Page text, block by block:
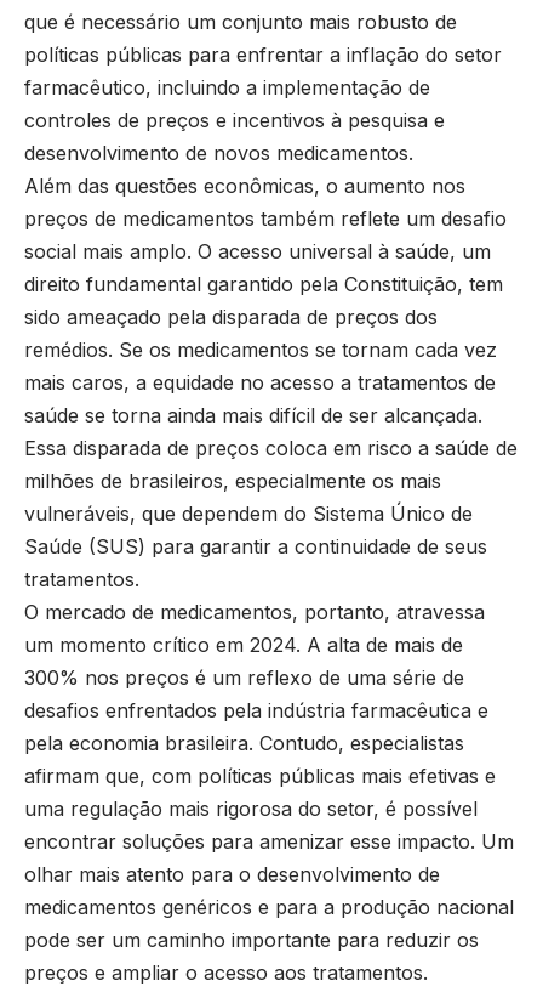
que é necessário um conjunto mais robusto de
políticas públicas para enfrentar a inflação do setor
farmacêutico, incluindo a implementação de
controles de preços e incentivos à pesquisa e
desenvolvimento de novos medicamentos.
Além das questões econômicas, o aumento nos
preços de medicamentos também reflete um desafio
social mais amplo. O acesso universal à saúde, um
direito fundamental garantido pela Constituição, tem
sido ameaçado pela disparada de preços dos
remédios. Se os medicamentos se tornam cada vez
mais caros, a equidade no acesso a tratamentos de
saúde se torna ainda mais difícil de ser alcançada.
Essa disparada de preços coloca em risco a saúde de
milhões de brasileiros, especialmente os mais
vulneráveis, que dependem do Sistema Único de
Saúde (SUS) para garantir a continuidade de seus
tratamentos.
O mercado de medicamentos, portanto, atravessa
um momento crítico em 2024. A alta de mais de
300% nos preços é um reflexo de uma série de
desafios enfrentados pela indústria farmacêutica e
pela economia brasileira. Contudo, especialistas
afirmam que, com políticas públicas mais efetivas e
uma regulação mais rigorosa do setor, é possível
encontrar soluções para amenizar esse impacto. Um
olhar mais atento para o desenvolvimento de
medicamentos genéricos e para a produção nacional
pode ser um caminho importante para reduzir os
preços e ampliar o acesso aos tratamentos.